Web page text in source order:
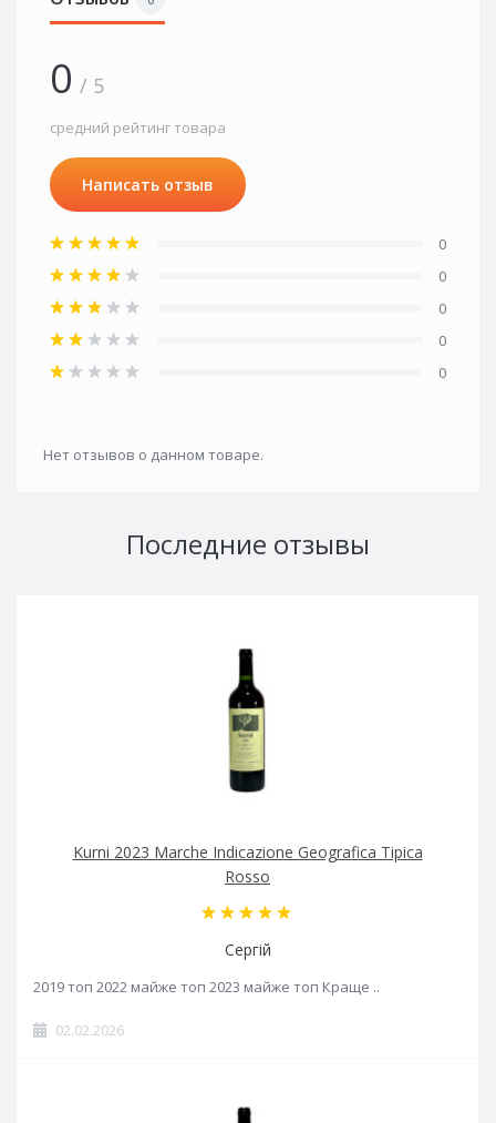
0 / 5
средний рейтинг товара
Написать отзыв
0
0
0
0
0
Нет отзывов о данном товаре.
Последние отзывы
Kurni 2023 Marche Indicazione Geografica Tipica
Rosso
Сергій
2019 топ 2022 майже топ 2023 майже топ Краще ..
02.02.2026